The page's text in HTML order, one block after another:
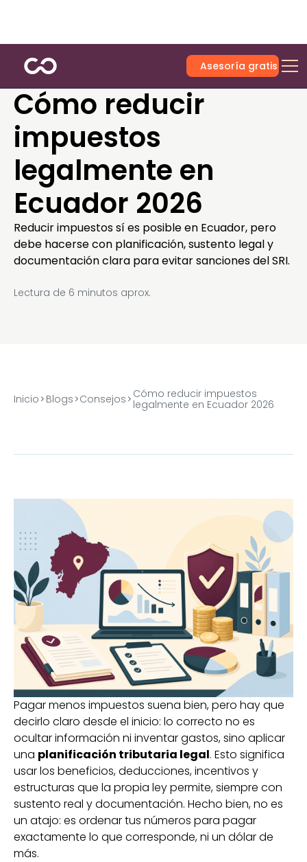
Asesoría gratis
Cómo reducir
impuestos
legalmente en
Ecuador 2026
Reducir impuestos sí es posible en Ecuador, pero
debe hacerse con planificación, sustento legal y
documentación clara para evitar sanciones del SRI.
Lectura de 6 minutos aprox.
Inicio Blogs Consejos Cómo reducir impuestos
legalmente en Ecuador 2026
Pagar menos impuestos suena bien, pero hay que
decirlo claro desde el inicio: lo correcto no es
ocultar información ni inventar gastos, sino aplicar
una planificación tributaria legal. Esto significa
usar los beneficios, deducciones, incentivos y
estructuras que la propia ley permite, siempre con
sustento real y documentación. Hecho bien, no es
un atajo: es ordenar tus números para pagar
exactamente lo que corresponde, ni un dólar de
más.